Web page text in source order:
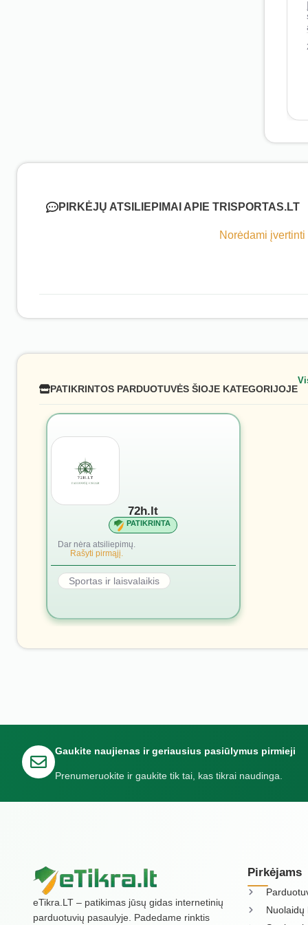
PIRKĖJŲ ATSILIEPIMAI APIE TRISPORTAS.LT
Norėdami
PATIKRINTOS PARDUOTUVĖS ŠIOJE KATEGORIJOJE
72h.lt
PATIKRINTA
Dar nėra atsiliepimų.
Rašyti pirmąjį.
Sportas ir laisvalaikis
Gaukite naujienas ir geriausius pasiūlymus pirmieji
Prenumeruokite ir gaukite tik tai, kas tikrai naudinga.
eTikra.LT – patikimas jūsų gidas internetinių
parduotuvių pasaulyje. Padedame rinktis
Pirkėjams
Nuolaidų